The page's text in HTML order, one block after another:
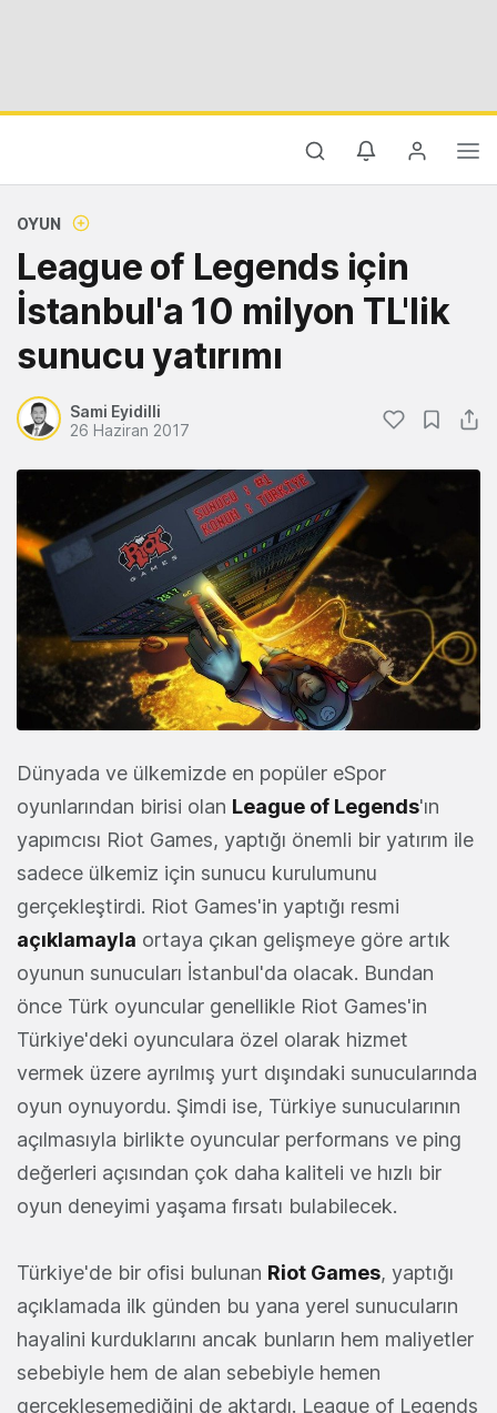
OYUN
League of Legends için
İstanbul'a 10 milyon TL'lik
sunucu yatırımı
Sami Eyidilli
26 Haziran 2017
Dünyada ve ülkemizde en popüler eSpor
oyunlarından birisi olan League of Legends'ın
yapımcısı Riot Games, yaptığı önemli bir yatırım ile
sadece ülkemiz için sunucu kurulumunu
gerçekleştirdi. Riot Games'in yaptığı resmi
açıklamayla ortaya çıkan gelişmeye göre artık
oyunun sunucuları İstanbul'da olacak. Bundan
önce Türk oyuncular genellikle Riot Games'in
Türkiye'deki oyunculara özel olarak hizmet
vermek üzere ayrılmış yurt dışındaki sunucularında
oyun oynuyordu. Şimdi ise, Türkiye sunucularının
açılmasıyla birlikte oyuncular performans ve ping
değerleri açısından çok daha kaliteli ve hızlı bir
oyun deneyimi yaşama fırsatı bulabilecek.
Türkiye'de bir ofisi bulunan Riot Games, yaptığı
açıklamada ilk günden bu yana yerel sunucuların
hayalini kurduklarını ancak bunların hem maliyetler
sebebiyle hem de alan sebebiyle hemen
gerçekleşemediğini de aktardı. League of Legends